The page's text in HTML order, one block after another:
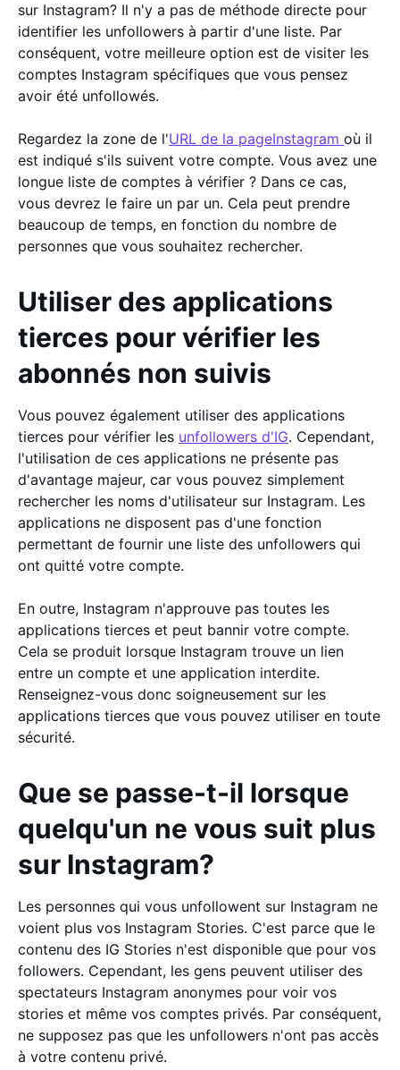
sur Instagram? Il n'y a pas de méthode directe pour
identifier les unfollowers à partir d'une liste. Par
conséquent, votre meilleure option est de visiter les
comptes Instagram spécifiques que vous pensez
avoir été unfollowés.
Regardez la zone de l'URL de la pageInstagram où il
est indiqué s'ils suivent votre compte. Vous avez une
longue liste de comptes à vérifier ? Dans ce cas,
vous devrez le faire un par un. Cela peut prendre
beaucoup de temps, en fonction du nombre de
personnes que vous souhaitez rechercher.
Utiliser des applications
tierces pour vérifier les
abonnés non suivis
Vous pouvez également utiliser des applications
tierces pour vérifier les unfollowers d'IG. Cependant,
l'utilisation de ces applications ne présente pas
d'avantage majeur, car vous pouvez simplement
rechercher les noms d'utilisateur sur Instagram. Les
applications ne disposent pas d'une fonction
permettant de fournir une liste des unfollowers qui
ont quitté votre compte.
En outre, Instagram n'approuve pas toutes les
applications tierces et peut bannir votre compte.
Cela se produit lorsque Instagram trouve un lien
entre un compte et une application interdite.
Renseignez-vous donc soigneusement sur les
applications tierces que vous pouvez utiliser en toute
sécurité.
Que se passe-t-il lorsque
quelqu'un ne vous suit plus
sur Instagram?
Les personnes qui vous unfollowent sur Instagram ne
voient plus vos Instagram Stories. C'est parce que le
contenu des IG Stories n'est disponible que pour vos
followers. Cependant, les gens peuvent utiliser des
spectateurs Instagram anonymes pour voir vos
stories et même vos comptes privés. Par conséquent,
ne supposez pas que les unfollowers n'ont pas accès
à votre contenu privé.